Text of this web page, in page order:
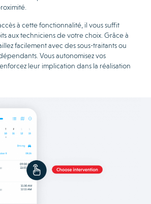
à cette fonctionnalité, il vous suffit
aux techniciens de votre choix. Grâce à
facilement avec des sous-traitants ou
Vous autonomisez vos
leur implication dans la réalisation